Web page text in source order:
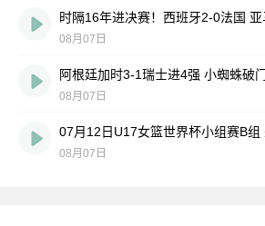
08月07日
08月07日
08月07日